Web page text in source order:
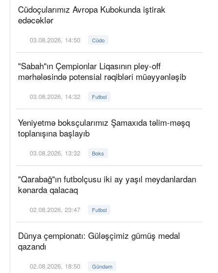
Cüdoçularımız Avropa Kubokunda iştirak
edəcəklər
03.08.2026, 14:50 Cüdo
"Sabah"ın Çempionlar Liqasının pley-off
mərhələsində potensial rəqibləri müəyyənləşib
03.08.2026, 14:32 Futbol
Yeniyetmə boksçularımız Şamaxıda təlim-məşq
toplanışına başlayıb
03.08.2026, 13:32 Boks
"Qarabağ"ın futbolçusu iki ay yaşıl meydanlardan
kənarda qalacaq
02.08.2026, 23:47 Futbol
Dünya çempionatı: Güləşçimiz gümüş medal
qazandı
02.08.2026, 18:50 Gündəm